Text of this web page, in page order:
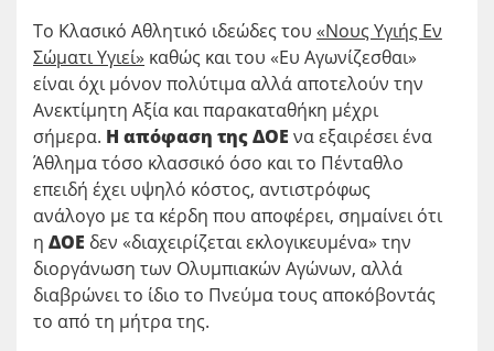
Το Κλασικό Αθλητικό ιδεώδες του «Νους Υγιής Εν
Σώματι Υγιεί» καθώς και του «Ευ Αγωνίζεσθαι»
είναι όχι μόνον πολύτιμα αλλά αποτελούν την
Ανεκτίμητη Αξία και παρακαταθήκη μέχρι
σήμερα. Η απόφαση της ΔΟΕ να εξαιρέσει ένα
Άθλημα τόσο κλασσικό όσο και το Πένταθλο
επειδή έχει υψηλό κόστος, αντιστρόφως
ανάλογο με τα κέρδη που αποφέρει, σημαίνει ότι
η ΔΟΕ δεν «διαχειρίζεται εκλογικευμένα» την
διοργάνωση των Ολυμπιακών Αγώνων, αλλά
διαβρώνει το ίδιο το Πνεύμα τους αποκόβοντάς
το από τη μήτρα της.